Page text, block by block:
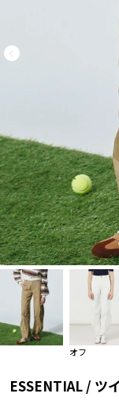
オフ
ESSENTIAL / ツ